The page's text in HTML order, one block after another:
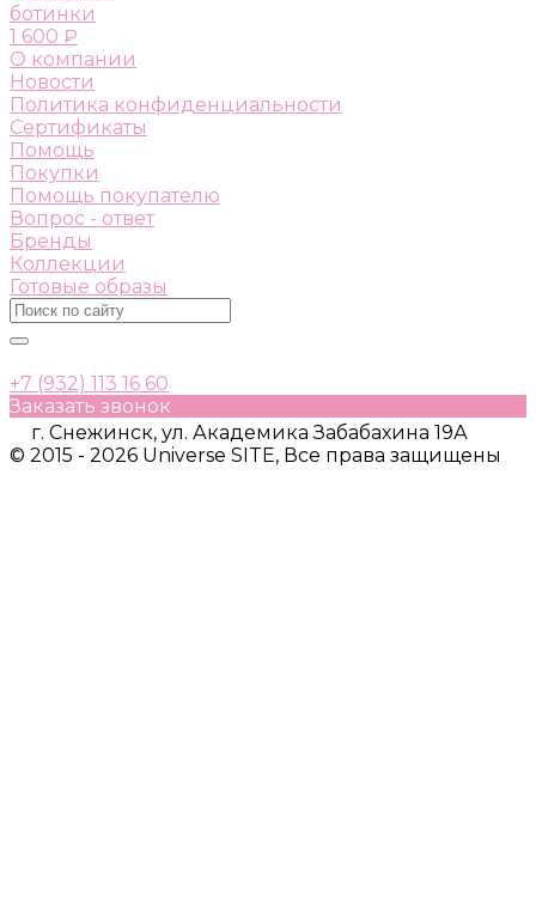
ботинки
1 600 ₽
О компании
Новости
Политика конфиденциальности
Сертификаты
Помощь
Покупки
Помощь покупателю
Вопрос - ответ
Бренды
Коллекции
Готовые образы
+7 (932) 113 16 60
Заказать звонок
г. Снежинск, ул. Академика Забабахина 19А
© 2015 - 2026 Universe SITE, Все права защищены